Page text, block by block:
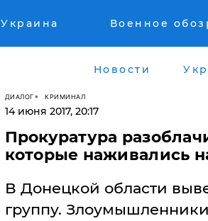
Украина Военное
Новости
ДИАЛОГ КРИМИНАЛ
14 июня 2017, 20:17
Прокуратура
которые наживались
В Донецкой области
группу.